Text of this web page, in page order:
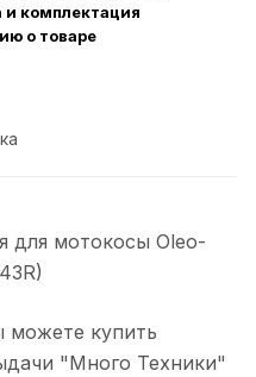
и комплектация
о товаре
для мотокосы Oleo-
можете купить
"Много Техники"